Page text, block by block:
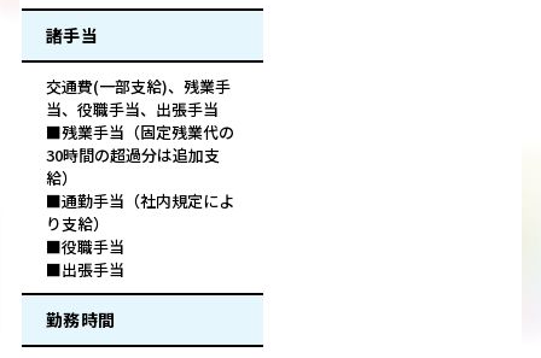
諸手当
交通費(一部支給)、残業手
当、役職手当、出張手当
■残業手当（固定残業代の
30時間の超過分は追加支
給）
■通勤手当（社内規定によ
り支給）
■役職手当
■出張手当
勤務時間